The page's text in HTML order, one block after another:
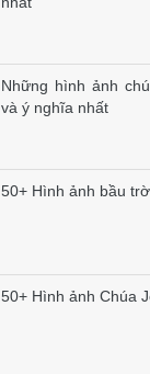
Những hình ảnh
và ý nghĩa nhất
50+ Hình ảnh bầu
50+ Hình ảnh Chúa